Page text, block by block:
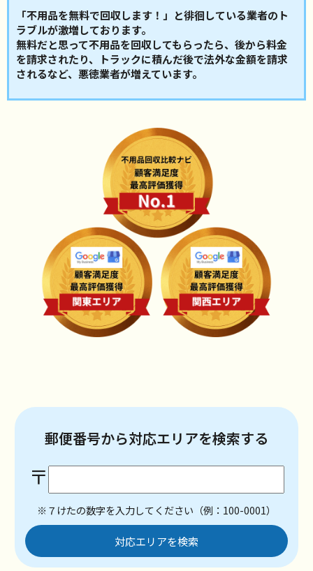
「不用品を無料で回収します！」と徘徊している業者のト
ラブルが激増しております。
無料だと思って不用品を回収してもらったら、後から料金
を請求されたり、トラックに積んだ後で法外な金額を請求
されるなど、悪徳業者が増えています。
郵便番号から対応エリアを検索する
〒
※７けたの数字を入力してください（例：100-0001）
対応エリアを検索